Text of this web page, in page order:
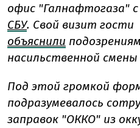
офис "Галнафтогаза"
СБУ. Свой визит гости
объяснили
насильственной
Под этой громкой
подразумевалось
заправок "ОККО" из